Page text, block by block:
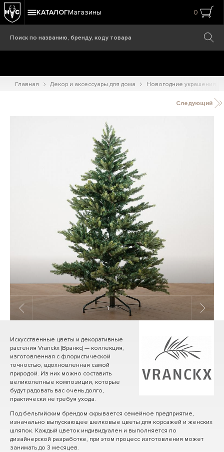
КАТАЛОГМагазины 0
Главная Декор и аксессуары для дома Новогодние украшения
Следующий
1/ 7
Искусственные цветы и декоративные
растения Vranckx (Вранкс) — коллекция,
изготовленная с флористической
точностью, вдохновленная самой
природой. Из них можно составить
великолепные композиции, которые
будут радовать вас очень долго,
практически не требуя ухода.
Под бельгийским брендом скрывается семейное предприятие,
изначально выпускающее шелковые цветы для корсажей и женских
шляпок. Каждый цветок индивидуален и выполняется по
дизайнерской разработке, при этом процесс изготовления может
занимать до 3 месяцев.